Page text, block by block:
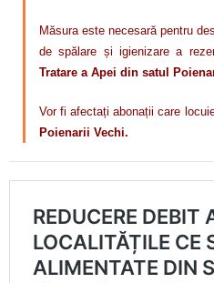
Măsura este necesară pentru
de spălare și igienizare a
Tratare a Apei din satul
Vor fi afectați abonații care
Poienarii Vechi.